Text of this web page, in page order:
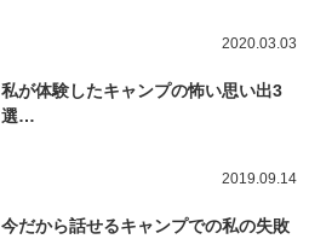
2020.03.03
私が体験したキャンプの怖い思い出3
選…
2019.09.14
今だから話せるキャンプでの私の失敗